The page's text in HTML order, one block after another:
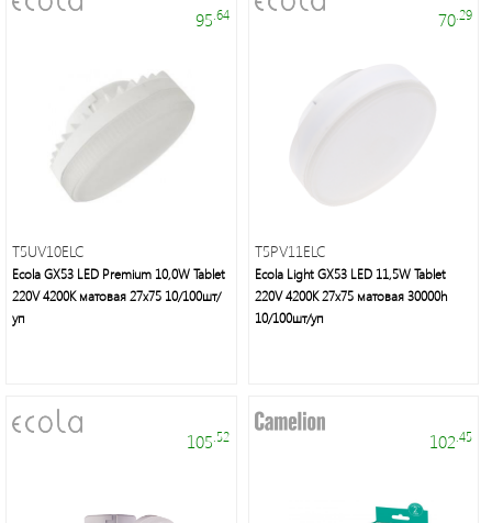
Светодиодная
лента/
неон
Светильники
95 .64
T5UV10ELC
Ecola GX53 LED Premium 10,0W Tablet
220V 4200K матовая 27x75 10/100шт/
уп
70.29
T5PV11ELC
Ecola Light GX53 LED 11,5W Tablet
220V 4200K 27x75 матовая 30000h
10/100шт/уп
105 .52 102 .45